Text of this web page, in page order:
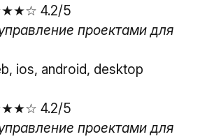
4.2/5
проектами для
ios, android, desktop
4.2/5
проектами для